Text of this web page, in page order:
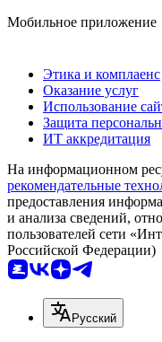
Мобильное приложение
Этика и комплаенс
Оказание услуг
Использование
Защита
ИТ аккредитация
На информационном
рекомендательные
предоставления
и анализа сведений,
пользователей сети
Российской Федерации)
Русский